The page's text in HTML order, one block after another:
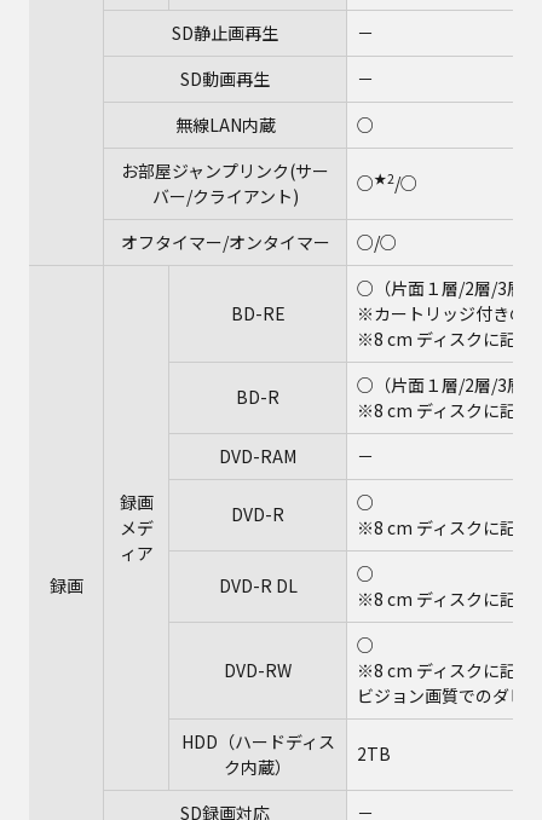
SD静止画再生
－
SD動画再生
－
無線LAN内蔵
○
お部屋ジャンプリンク(サー
バー/クライアント)
○★2/○
オフタイマー/オンタイマー ○/○
録画
録画
メデ
ィア
BD-RE
○（片面１層/2層/3層
※カートリッジ付きの
※8 cm ディスクに記録
BD-R
○（片面１層/2層/3層/4
※8 cm ディスクに記録
DVD-RAM
－
DVD-R
○
※8 cm ディスクに記録
DVD-R DL
○
※8 cm ディスクに記録
DVD-RW
○
※8 cm ディスクに記録
ビジョン画質でのダビ
HDD（ハードディス
ク内蔵）
2TB
SD録画対応 －